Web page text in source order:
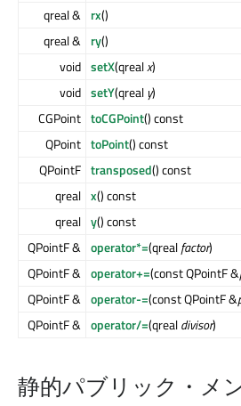
qreal & rx()
qreal & ry()
void setX(qrealx)
void setY(qreal y)
CGPoint toCGPoint() const
QPoint toPoint() const
QPointF transposed() const
qreal x() const
qreal y() const
QPointF & operator*=(qrealfactor)
QPointF & operator+=(const QPointF &
QPointF & operator-=(const QPointF &
QPointF & operator/=(qrealdivisor)
静的パブリック・メ